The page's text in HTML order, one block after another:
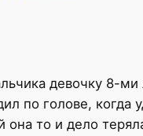
девочку 8-ми
по голове, когда
то и дело